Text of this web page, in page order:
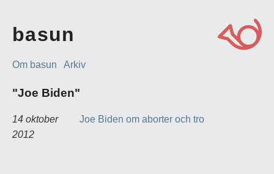
basun
Om basun Arkiv
"Joe Biden"
14 oktober
2012
Joe Biden om aborter och tro